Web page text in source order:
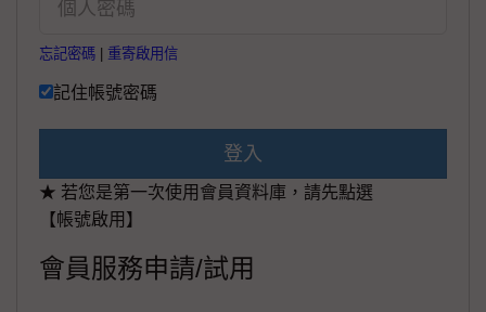
忘記密碼 重寄啟用信
記住帳號密碼
登入
★ 若您是第一次使用會員資料庫，請先點選
【帳號啟用】
會員服務申請/試用